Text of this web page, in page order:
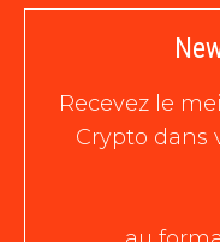
Recevez le
Crypto dans